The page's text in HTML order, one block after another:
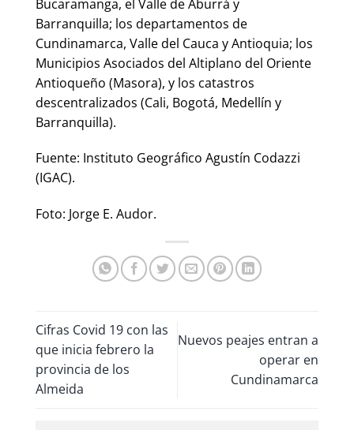
Bucaramanga, el Valle de Aburrá y
Barranquilla; los departamentos de
Cundinamarca, Valle del Cauca y Antioquia; los
Municipios Asociados del Altiplano del Oriente
Antioqueño (Masora), y los catastros
descentralizados (Cali, Bogotá, Medellín y
Barranquilla).
Fuente: Instituto Geográfico Agustín Codazzi
(IGAC).
Foto: Jorge E. Audor.
Cifras Covid 19 con las
que inicia febrero la
provincia de los
Almeida
Nuevos peajes entran a
operar en
Cundinamarca